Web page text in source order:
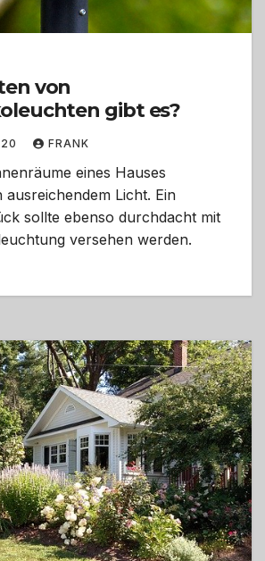
von
gibt es?
FRANK
eines Hauses
Licht. Ein
sollte ebenso durchdacht mit
versehen werden.